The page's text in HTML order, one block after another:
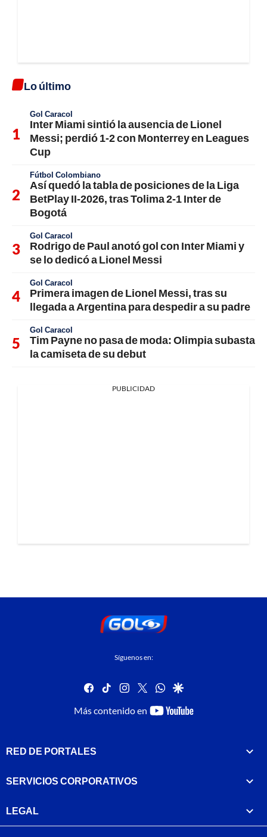
Lo último
Gol Caracol
Inter Miami sintió la ausencia de Lionel
Messi; perdió 1-2 con Monterrey en Leagues
Cup
Fútbol Colombiano
Así quedó la tabla de posiciones de la Liga
BetPlay II-2026, tras Tolima 2-1 Inter de
Bogotá
Gol Caracol
Rodrigo de Paul anotó gol con Inter Miami y
se lo dedicó a Lionel Messi
Gol Caracol
Primera imagen de Lionel Messi, tras su
llegada a Argentina para despedir a su padre
Gol Caracol
Tim Payne no pasa de moda: Olimpia subasta
la camiseta de su debut
PUBLICIDAD
Síguenos en:
facebook
tiktok instagram
twitterwhatsapp
google
Más contenido en
youtube-
RED DE PORTALES
SERVICIOS CORPORATIVOS
LEGAL